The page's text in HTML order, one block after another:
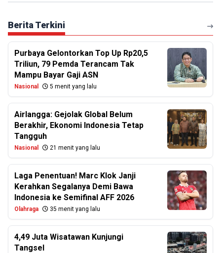
Berita Terkini
Purbaya Gelontorkan Top Up Rp20,5
Triliun, 79 Pemda Terancam Tak
Mampu Bayar Gaji ASN
Nasional 5 menit yang lalu
Airlangga: Gejolak Global Belum
Berakhir, Ekonomi Indonesia Tetap
Tangguh
Nasional 21 menit yang lalu
Laga Penentuan! Marc Klok Janji
Kerahkan Segalanya Demi Bawa
Indonesia ke Semifinal AFF 2026
Olahraga 35 menit yang lalu
4,49 Juta Wisatawan Kunjungi
Tangsel